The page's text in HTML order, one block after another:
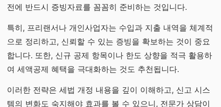
전에 반드시 증빙자료를 꼼꼼히 준비하는 것입니다.
특히, 프리랜서나 개인사업자는 수입과 지출 내역을 체계적
으로 정리하고, 신뢰할 수 있는 증빙을 확보하는 것이 중요
합니다. 또한, 신규 공제 항목이나 한도 상향을 적극 활용하
여 세액공제 혜택을 극대화하는 것도 추천됩니다.
이러한 전략은 세법 개정 내용을 깊이 이해하고, 신고 시스
템의 변화도 숙지해야 효과를 볼 수 있으니, 전문가 상담이